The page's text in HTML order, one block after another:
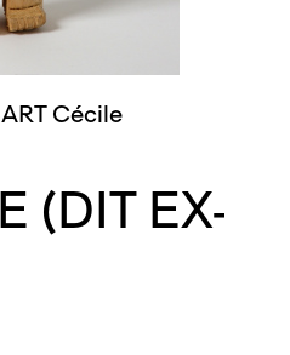
Cécile
(DIT EX-